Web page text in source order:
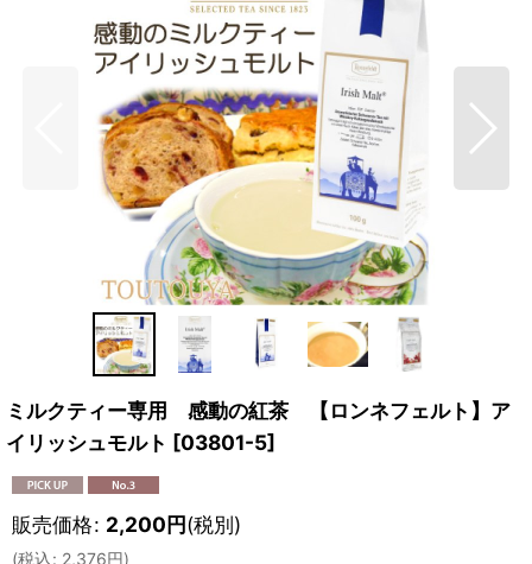
ミルクティー専用 感動の紅茶 【ロンネフェルト】ア
イリッシュモルト [03801-5]
販売価格: 2,200円(税別)
(税込: 2,376円)